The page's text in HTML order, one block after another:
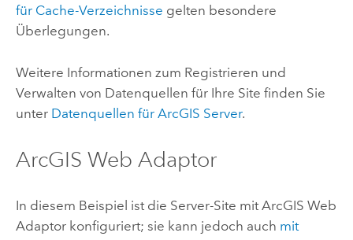
für Cache-Verzeichnisse gelten besondere
Überlegungen.
Weitere Informationen zum Registrieren und
Verwalten von Datenquellen für Ihre Site finden Sie
unter Datenquellen für ArcGIS Server.
ArcGIS Web Adaptor
In diesem Beispiel ist die Server-Site mit ArcGIS Web
Adaptorkonfiguriert; sie kann jedoch auch mit